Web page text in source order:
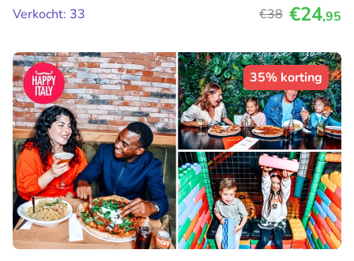
Verkocht: 33
€38 €24,95
35% korting